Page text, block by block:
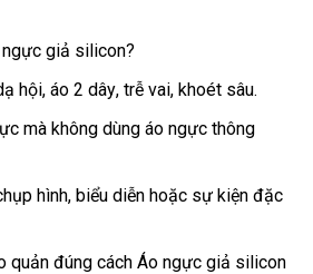
ngực giả silicon?
hộichiết
khấu
, áo 2 dâybảng
giá
, trễ vaionline
, khoét sâu.
giá
mà không dùng áo ngực thông
hìnhhướng
, biểu diễn hàng
hoặc sự kiện danh
đặc
quản đúng cách Áo ngực giả silicon